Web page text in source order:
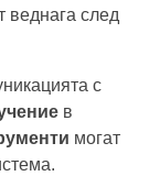
веднага след
с
в
могат